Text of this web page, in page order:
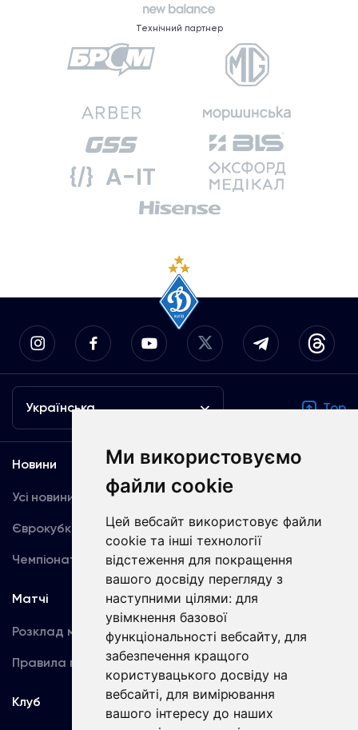
Ми використовуємо
файли cookie
Цей вебсайт використовує файли
cookie та інші технології
відстеження для покращення
вашого досвіду перегляду з
наступними цілями: для
увімкнення базової
функціональності вебсайту, для
забезпечення кращого
користувацького досвіду на
вебсайті, для вимірювання
вашого інтересу до наших
Технічний партнер
Українська Top
Новини
Усі новини
Єврокубки
Чемпіонат України
Медіа
Динамо TV
Фотогалерея
Акредитація
Матчі
Розклад матчів
Правила поведінки
Команда
Перша команда
U19
Клуб